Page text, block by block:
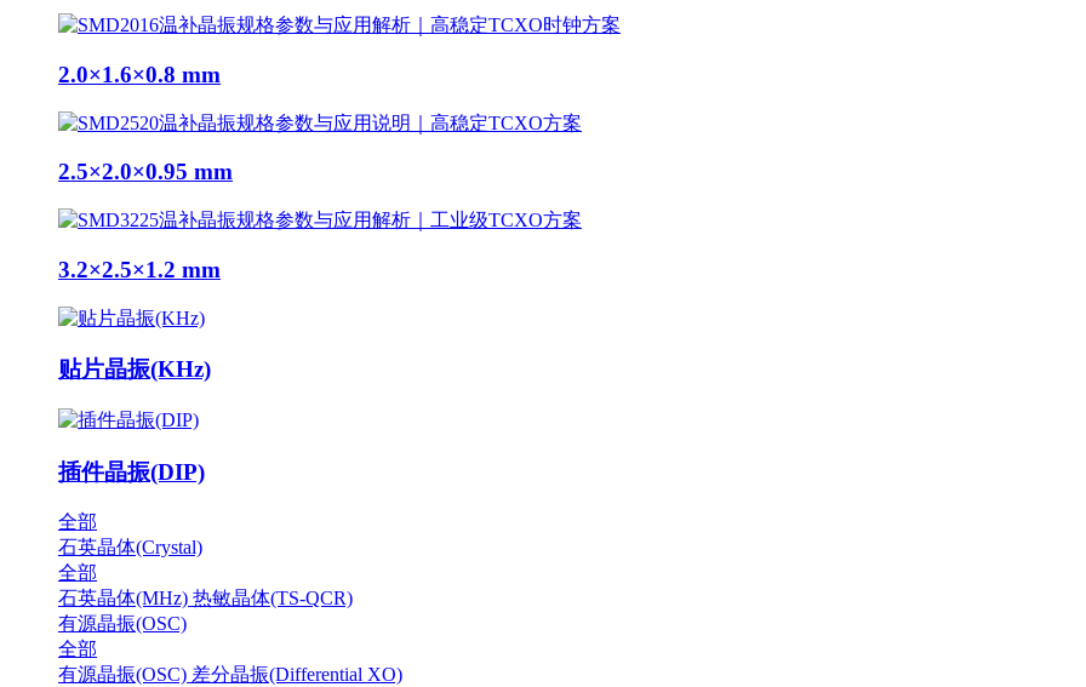
2.0×1.6×0.8 mm
2.5×2.0×0.95 mm
3.2×2.5×1.2 mm
贴片晶振(KHz)
插件晶振(DIP)
全部
石英晶体(Crystal)
全部
石英晶体(MHz) 热敏晶体(TS-QCR)
有源晶振(OSC)
全部
有源晶振(OSC) 差分晶振(Differential XO)